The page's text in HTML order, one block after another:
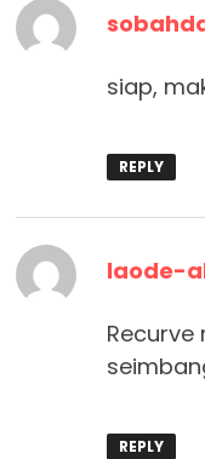
siap,
REPLY
laode-
Recurve
REPLY